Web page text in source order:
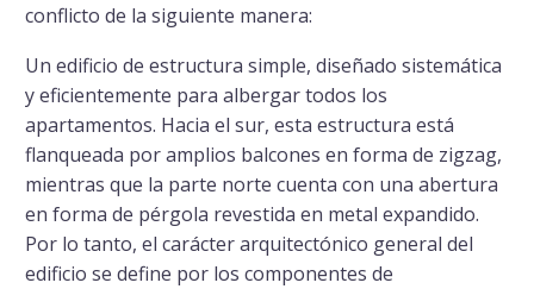
conflicto de la siguiente manera:
Un edificio de estructura simple, diseñado sistemática
y eficientemente para albergar todos los
apartamentos. Hacia el sur, esta estructura está
flanqueada por amplios balcones en forma de zigzag,
mientras que la parte norte cuenta con una abertura
en forma de pérgola revestida en metal expandido.
Por lo tanto, el carácter arquitectónico general del
edificio se define por los componentes de